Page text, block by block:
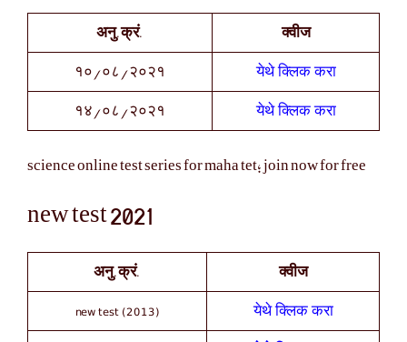
अनु.क्रं. क्वीज
१०/०८/२०२१ येथे क्लिक करा
१४/०८/२०२१ येथे क्लिक करा
science online test series for maha tet; join now for free
new test 2021
अनु.क्रं.
क्वीज
new test (2013)
येथे क्लिक करा